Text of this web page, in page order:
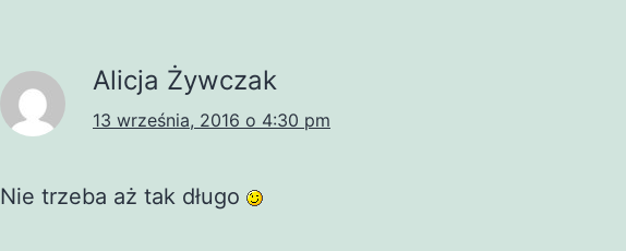
Alicja Żywczak
13 września, 2016 o 4:30 pm
Nie trzeba aż tak długo